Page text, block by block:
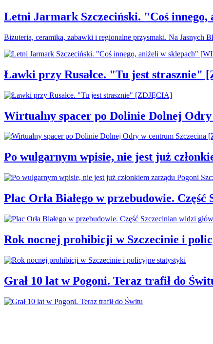
Letni Jarmark Szczeciński. "Coś
Biżuteria, ceramika, zabawki i regionalne przysmaki. Na Jasnych
Ławki przy Rusałce. "Tu jest strasznie"
Wirtualny spacer po Dolinie Dolnej
Po wulgarnym wpisie, nie jest już
Plac Orła Białego w przebudowie.
Rok nocnej prohibicji w Szczecinie i
Grał 10 lat w Pogoni. Teraz trafił do